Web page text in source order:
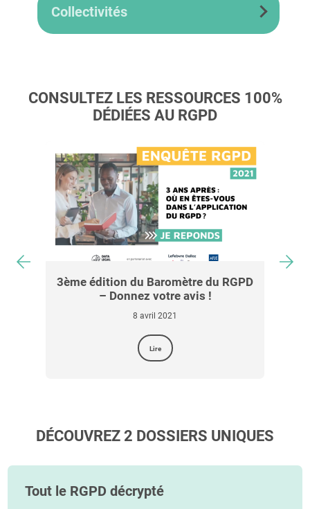
Collectivités
CONSULTEZ LES RESSOURCES 100%
DÉDIÉES AU RGPD
[BFM BUSINESS] – Que deviennent
vos données personnelles en
entreprise ?
Découvrir
DÉCOUVREZ 2 DOSSIERS UNIQUES
Tout le RGPD décrypté